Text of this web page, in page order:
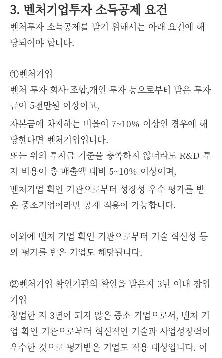
3. 벤처기업투자 소득공제 요건
벤처투자 소득공제를 받기 위해서는 아래 요건에 해
당되어야 합니다.
①벤처기업
벤처 투자 회사·조합,개인 투자 등으로부터 받은 투자
금이 5천만원 이상이고,
자본금에 차지하는 비율이 7~10% 이상인 경우에 해
당한다면 벤처기업입니다.
또는 위의 투자금 기준을 충족하지 않더라도 R&D 투
자 비용이 총 매출액 대비 5~10% 이상이며,
벤처기업 확인 기관으로부터 성장성 우수 평가를 받
은 중소기업이라면 공제 적용이 가능합니다.
이외에 벤처 기업 확인 기관으로부터 기술 혁신성 등
의 평가를 받은 기업도 해당됩니다.
②벤처기업 확인기관의 확인을 받은지 3년 이내 창업
기업
창업한 지 3년이 되지 않은 중소 기업으로서, 벤처 기
업 확인 기관으로부터 혁신적인 기술과 사업성장력이
우수한 것으로 평가받은 기업도 적용 대상입니다. 이